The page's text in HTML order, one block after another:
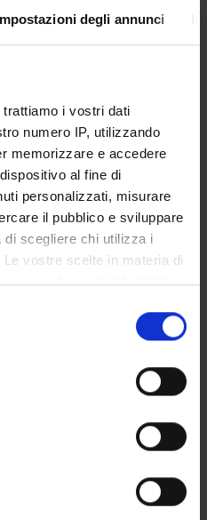
degli annunci
trattiamo i vostri dati
numero IP, utilizzando
memorizzare e accedere
al fine di
personalizzati, misurare
il pubblico e sviluppare
scegliere chi utilizza i
vostre scelte in materia di
su questa proprietà digitale
consenso in qualsiasi
sui cookie o facendo clic
sulla tua posizione
di qualche
scansionandolo